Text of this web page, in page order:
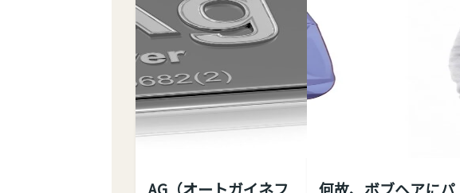
ススメできるファッショ
ンブランドを私のコメン
トつきで７つほど紹介致
します。 ぜひ参考にして
みてください
高身長・
プラスサイズのトランス
checker.vercel.app/ 物語
の朗読音声を録音し、そ
の声の印象が「男性的」
AG（オートガイネフ
何故、ボブヘアにパ